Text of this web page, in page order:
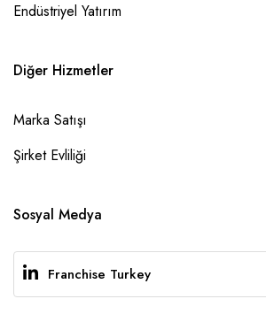
Endüstriyel Yatırım
Diğer Hizmetler
Marka Satışı
Şirket Evliliği
Sosyal Medya
Franchise Turkey